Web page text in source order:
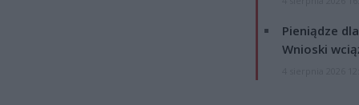
Pieniądze
Wnioski